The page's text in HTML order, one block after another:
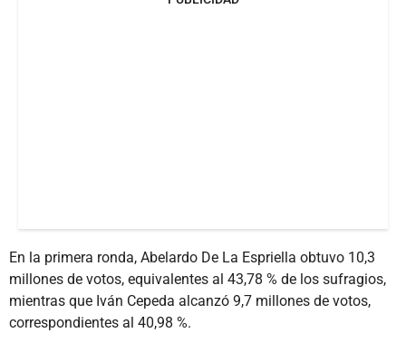
En la primera ronda, Abelardo De La Espriella obtuvo 10,3
millones de votos, equivalentes al 43,78 % de los sufragios,
mientras que Iván Cepeda alcanzó 9,7 millones de votos,
correspondientes al 40,98 %.